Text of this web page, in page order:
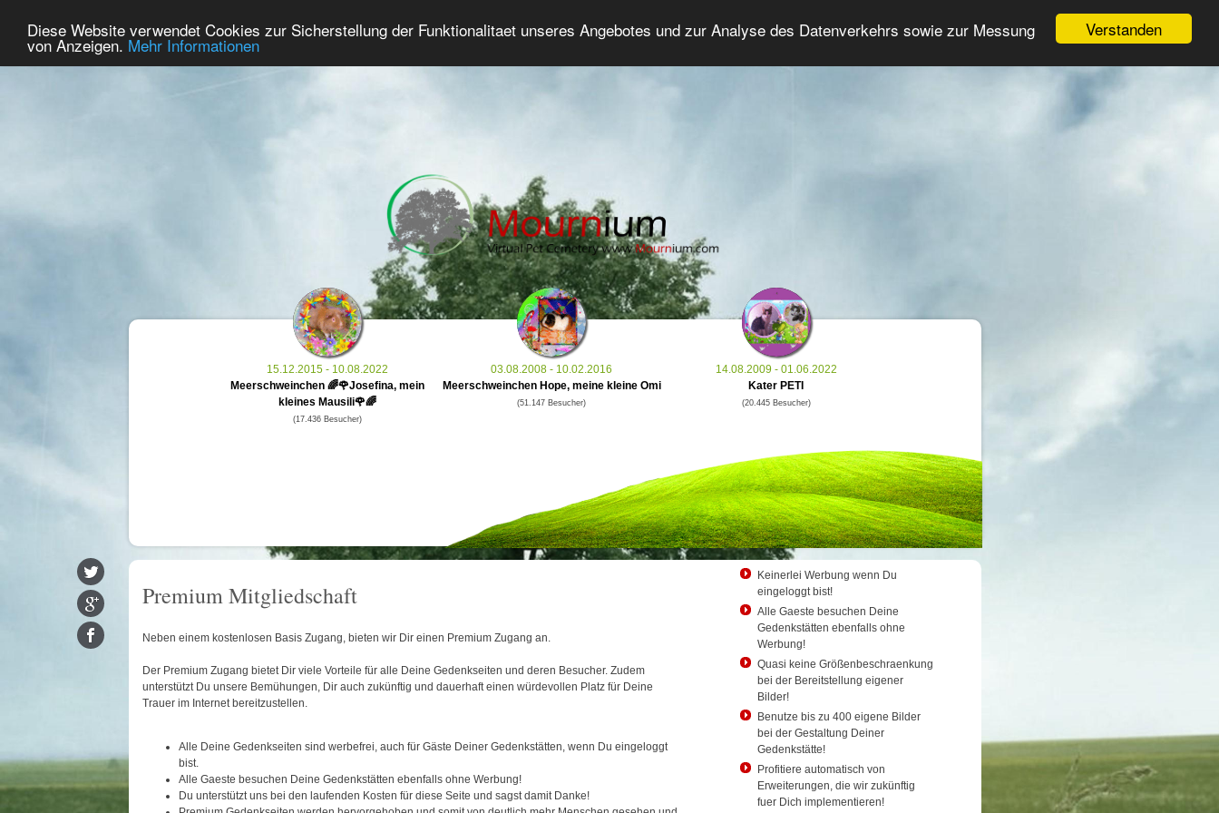
Verstanden
Diese Website verwendet Cookies zur Sicherstellung der Funktionalitaet unseres Angebotes und zur Analyse des Datenverkehrs sowie zur Messung
von Anzeigen. Mehr Informationen
Home Premium Gedenken Tierforum Erweiterte Suche Anmelden
15.12.2015 - 10.08.2022
Meerschweinchen 🌈🌹Josefina, mein
kleines Mausili🌹🌈
(17.436 Besucher)
03.08.2008 - 10.02.2016
Meerschweinchen Hope, meine kleine Omi
(51.147 Besucher)
14.08.2009 - 01.06.2022
Kater PETI
(20.445 Besucher)
Premium Mitgliedschaft
Neben einem kostenlosen Basis Zugang, bieten wir Dir einen Premium Zugang an.
Der Premium Zugang bietet Dir viele Vorteile für alle Deine Gedenkseiten und deren Besucher. Zudem
unterstützt Du unsere Bemühungen, Dir auch zukünftig und dauerhaft einen würdevollen Platz für Deine
Trauer im Internet bereitzustellen.
Alle Deine Gedenkseiten sind werbefrei, auch für Gäste Deiner Gedenkstätten, wenn Du eingeloggt
bist.
Alle Gaeste besuchen Deine Gedenkstätten ebenfalls ohne Werbung!
Du unterstützt uns bei den laufenden Kosten für diese Seite und sagst damit Danke!
Keinerlei Werbung wenn Du
eingeloggt bist!
Alle Gaeste besuchen Deine
Gedenkstätten ebenfalls ohne
Werbung!
Quasi keine Größenbeschraenkung
bei der Bereitstellung eigener
Bilder!
Benutze bis zu 400 eigene Bilder
bei der Gestaltung Deiner
Gedenkstätte!
Profitiere automatisch von
Erweiterungen, die wir zukünftig
fuer Dich implementieren!